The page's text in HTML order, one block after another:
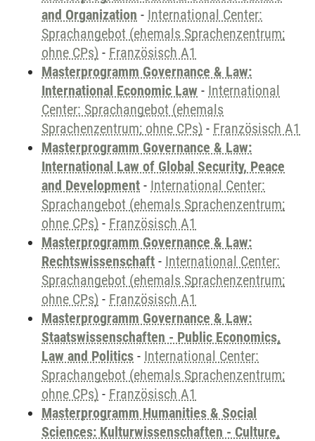
and Organization - International Center:
Sprachangebot (ehemals Sprachenzentrum;
ohne CPs) - Französisch A1
Masterprogramm Governance & Law:
International Economic Law - International
Center: Sprachangebot (ehemals
Sprachenzentrum; ohne CPs) - Französisch A1
Masterprogramm Governance & Law:
International Law of Global Security, Peace
and Development - International Center:
Sprachangebot (ehemals Sprachenzentrum;
ohne CPs) - Französisch A1
Masterprogramm Governance & Law:
Rechtswissenschaft - International Center:
Sprachangebot (ehemals Sprachenzentrum;
ohne CPs) - Französisch A1
Masterprogramm Governance & Law:
Staatswissenschaften - Public Economics,
Law and Politics - International Center:
Sprachangebot (ehemals Sprachenzentrum;
ohne CPs) - Französisch A1
Masterprogramm Humanities & Social
Sciences: Kulturwissenschaften - Culture,